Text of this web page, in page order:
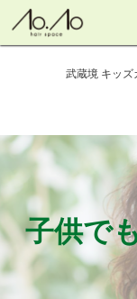
武蔵境 キッズ
子供で